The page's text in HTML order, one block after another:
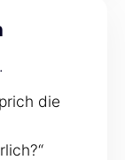
die